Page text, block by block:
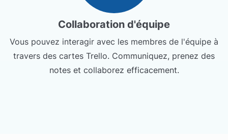
Collaboration d'équipe
Vous pouvez interagir avec les membres de l'équipe à
travers des cartes Trello. Communiquez, prenez des
notes et collaborez efficacement.